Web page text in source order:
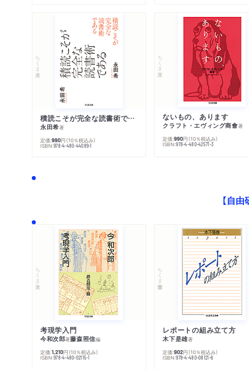
ちくま文庫
積読こそが完全な読書術である
永田希著
定価:990円 （10％税込み）
ISBN:978-4-480-44089-1
ちくま文庫
ないもの、あります
クラフト・エヴィング商會著
定価:990円 （10％税込み）
ISBN:978-4-480-42571-3
【自
ちくま文庫
考現学入門
今和次郎著藤森照信編
定価:1,210円 （10％税込み）
ISBN:978-4-480-02115-1
ちくま学芸文庫
レポートの組み立て方
木下是雄著
定価:902円 （10％税込み）
ISBN:978-4-480-08121-6